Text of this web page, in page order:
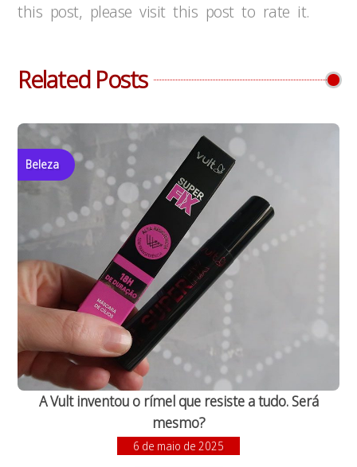
this post, please visit this post to rate it.
Related Posts
Beleza
A Vult inventou o rímel que resiste a tudo. Será
mesmo?
6 de maio de 2025